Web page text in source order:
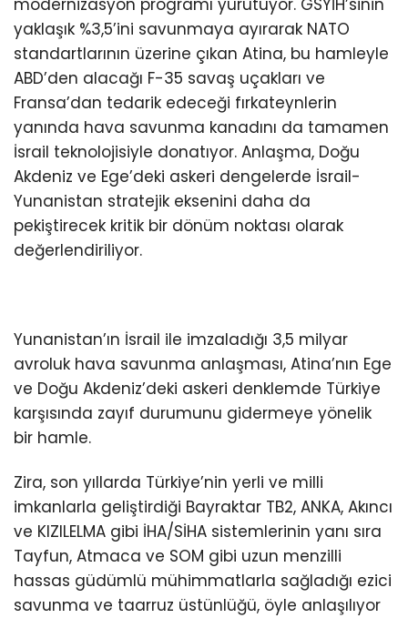
yaklaşık %3,5’ini savunmaya ayırarak NATO
standartlarının üzerine çıkan Atina, bu hamleyle
ABD’den alacağı F-35 savaş uçakları ve
Fransa’dan tedarik edeceği fırkateynlerin
yanında hava savunma kanadını da tamamen
İsrail teknolojisiyle donatıyor. Anlaşma, Doğu
Akdeniz ve Ege’deki askeri dengelerde İsrail-
Yunanistan stratejik eksenini daha da
pekiştirecek kritik bir dönüm noktası olarak
değerlendiriliyor.
Yunanistan’ın İsrail ile imzaladığı 3,5 milyar
avroluk hava savunma anlaşması, Atina’nın Ege
ve Doğu Akdeniz’deki askeri denklemde Türkiye
karşısında zayıf durumunu gidermeye yönelik
bir hamle.
Zira, son yıllarda Türkiye’nin yerli ve milli
imkanlarla geliştirdiği Bayraktar TB2, ANKA, Akıncı
ve KIZILELMA gibi İHA/SİHA sistemlerinin yanı sıra
Tayfun, Atmaca ve SOM gibi uzun menzilli
hassas güdümlü mühimmatlarla sağladığı ezici
savunma ve taarruz üstünlüğü, öyle anlaşılıyor